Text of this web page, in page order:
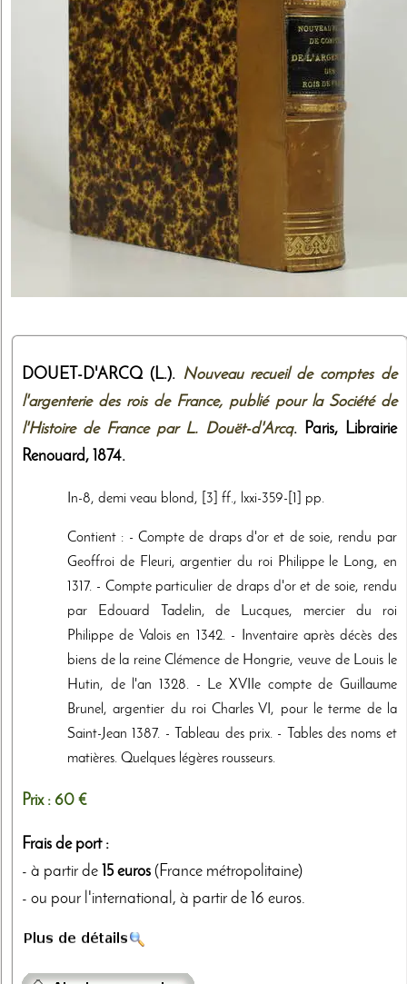
DOUET-D'ARCQ (L.). Nouveau recueil de comptes de
l'argenterie des rois de France, publié pour la Société de
l'Histoire de France par L. Douët-d'Arcq. Paris,
Librairie
Renouard, 1874.
In-8, demi veau blond, [3] ff., lxxi-359-[1] pp.
Contient : - Compte de draps d'or et de soie, rendu par
Geoffroi de Fleuri, argentier du roi Philippe le Long, en
1317. - Compte particulier de draps d'or et de soie, rendu
par Edouard Tadelin, de Lucques, mercier du roi
Philippe de Valois en 1342. - Inventaire après décès des
biens de la reine Clémence de Hongrie, veuve de Louis le
Hutin, de l'an 1328. - Le XVIIe compte de Guillaume
Brunel, argentier du roi Charles VI, pour le terme de la
Saint-Jean 1387. - Tableau des prix. - Tables des noms et
matières. Quelques légères rousseurs.
Prix : 60 €
Frais de port :
- à partir de 15 euros (France métropolitaine)
- ou pour l'international, à partir de 16 euros.